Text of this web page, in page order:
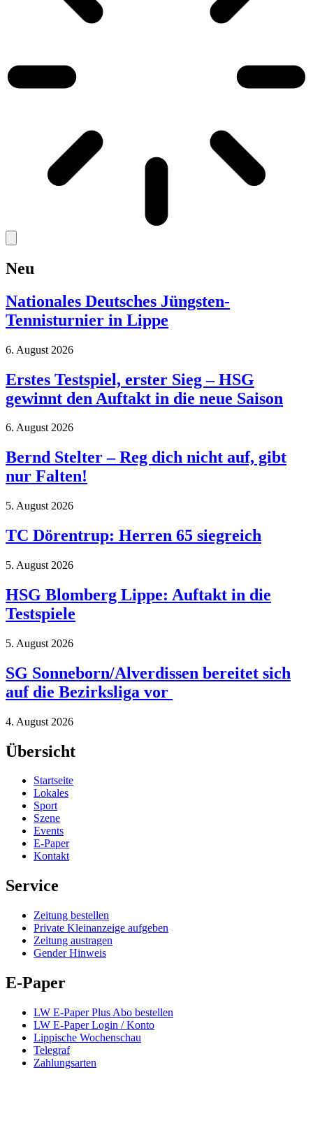
Neu
Nationales Deutsches Jüngsten-
Tennisturnier in Lippe
6. August 2026
Erstes Testspiel, erster Sieg – HSG
gewinnt den Auftakt in die neue Saison
6. August 2026
Bernd Stelter – Reg dich nicht auf, gibt
nur Falten!
5. August 2026
TC Dörentrup: Herren 65 siegreich
5. August 2026
HSG Blomberg Lippe: Auftakt in die
Testspiele
5. August 2026
SG Sonneborn/Alverdissen bereitet sich
auf die Bezirksliga vor
4. August 2026
Übersicht
Startseite
Lokales
Sport
Szene
Events
E-Paper
Kontakt
Service
Zeitung bestellen
Private Kleinanzeige aufgeben
Zeitung austragen
Gender Hinweis
E-Paper
LW E-Paper Plus Abo bestellen
LW E-Paper Login / Konto
Lippische Wochenschau
Telegraf
Zahlungsarten